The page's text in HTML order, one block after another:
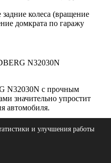
колеса (вращение
домкрата по гаражу
N32030N
N32030N с прочным
значительно упростит
автомобиля.
и улучшения работы